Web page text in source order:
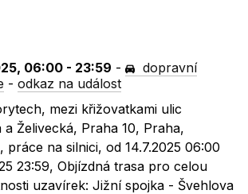
06:00 - 23:59 -
dopravní
-odkaz na událost
mezi křižovatkami ulic
a Želivecká, Praha 10, Praha,
práce na silnici, od 14.7.2025 06:00
23:59, Objízdná trasa pro celou
uzavírek: Jižní spojka - Švehlova